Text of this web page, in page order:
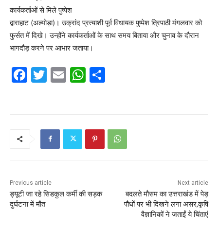
कार्यकर्ताओं से मिले पुष्पेश
द्वाराहाट (अल्मोड़ा)। उक्रांद प्रत्याशी पूर्व विधायक पुष्पेश त्रिपाठी मंगलवार को
फुर्सत में दिखे। उन्होंने कार्यकर्ताओं के साथ समय बिताया और चुनाव के दौरान
भागदौड़ करने पर आभार जताया।
F
k
T
E
W
A
p
Previous article
ड्यूटी जा रहे सिडकुल कर्मी की सड़क
दुर्घटना में मौत
Next article
बदलते मौसम का उत्तराखंड में पेड़
पौधों पर भी दिखने लगा असर,कृषि
वैज्ञानिकों ने जताईं ये चिंताएं